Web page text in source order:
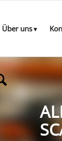
Über uns